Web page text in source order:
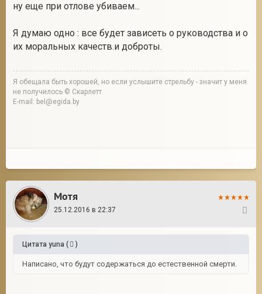
ну еще при отлове убиваем...
Я думаю одно : все будет зависеть о руководства и о
их моральных качеств.и доброты.
Я обещала быть хорошей, но если услышите стрельбу - значит у меня
не получилось © Скарлетт
E-mail: bel@egida.by
Мотя
25.12.2016 в 22:37
Цитата yuna ( )
Написано, что будут содержаться до естественной смерти.